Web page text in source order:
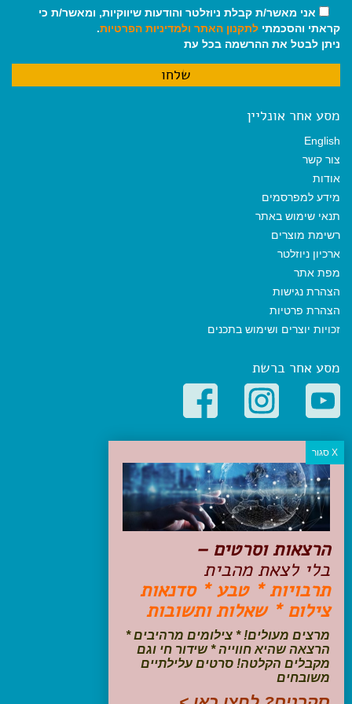
אני מאשר/ת קבלת ניוזלטר והודעות שיווקיות, ומאשר/ת כי
קראתי והסכמתי לתקנון האתר ולמדיניות הפרטיות.
ניתן לבטל את ההרשמה בכל עת
מסע אחר אונליין
English
צור קשר
אודות
מידע למפרסמים
תנאי שימוש באתר
רשימת מוצרים
ארכיון ניוזלטר
מפת אתר
הצהרת נגישות
הצהרת פרטיות
זכויות יוצרים ושימוש בתכנים
מסע אחר ברשת
קטגוריות פופולריות
יעדים
טיולים בישראל
מלונות בוטיק בישראל
טיפים והמלצות
הכנות לנסיעה
טיולי ג'יפים
טיולים עם ילדים
שייט, הפלגות, קרוזים
עקבו אחרינו בפייסבוק
הרצאות וסרטים –
בלי לצאת מהבית
תרבויות * טבע * סדנאות
צילום * שאלות ותשובות
מרצים מעולים! * צילומים מרהיבים *
הרצאה שהיא חווייה * שידור חי וגם
מקבלים הקלטה! סרטים עלילתיים
משובחים